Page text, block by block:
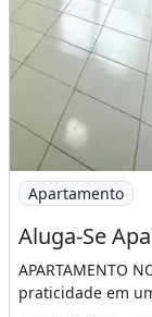
Imagem: Aluga-
Apartamento
Aluga-Se
APARTAMENTO
praticidade em